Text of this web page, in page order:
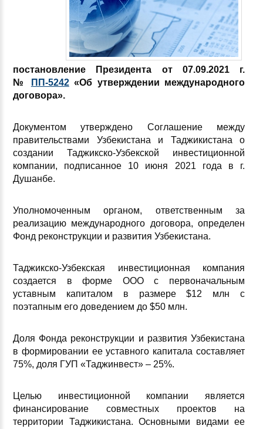
постановление Президента от 07.09.2021 г.
№
ПП-5242 «Об утверждении международного
договора».
Документом утверждено Соглашение между
правительствами Узбекистана и Таджикистана о
создании Таджикско-Узбекской инвестиционной
компании, подписанное 10 июня 2021 года в г.
Душанбе.
Уполномоченным органом, ответственным за
реализацию международного договора, определен
Фонд реконструкции и развития Узбекистана.
Таджикско-Узбекская инвестиционная компания
создается в форме ООО с первоначальным
уставным капиталом в размере $12 млн с
поэтапным его доведением до $50 млн.
Доля Фонда реконструкции и развития Узбекистана
в формировании ее уставного капитала составляет
75%, доля ГУП «Таджинвест» – 25%.
Целью инвестиционной компании является
финансирование совместных проектов на
территории Таджикистана. Основными видами ее